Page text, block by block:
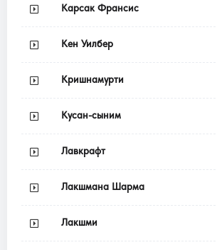
Карсак Франсис
Кен Уилбер
Кришнамурти
Кусан-сыним
Лавкрафт
Лакшмана Шарма
Лакшми